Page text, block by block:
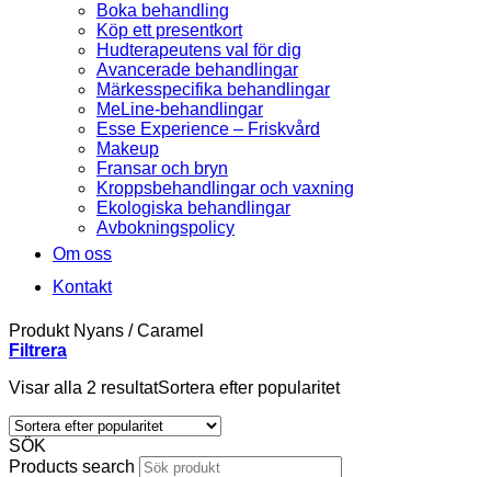
Boka behandling
Köp ett presentkort
Hudterapeutens val för dig
Avancerade behandlingar
Märkesspecifika behandlingar
MeLine-behandlingar
Esse Experience – Friskvård
Makeup
Fransar och bryn
Kroppsbehandlingar och vaxning
Ekologiska behandlingar
Avbokningspolicy
Om oss
Kontakt
Produkt Nyans /Caramel
Filtrera
Visar alla 2 resultatSortera efter popularitet
SÖK
Products search